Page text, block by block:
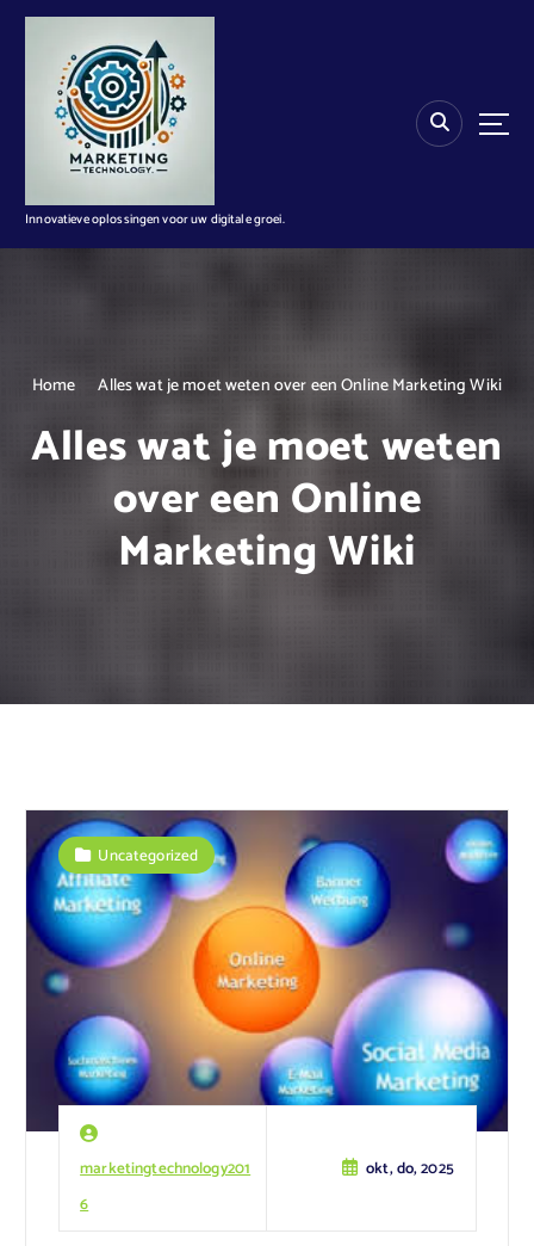
n
Innovatieve oplossingen voor uw digitale groei.
Home Alles wat je moet weten over een Online Marketing Wiki
Alles wat je moet weten
over een Online
Marketing Wiki
marketingtechnology201
6
okt, do, 2025
Uncategorized